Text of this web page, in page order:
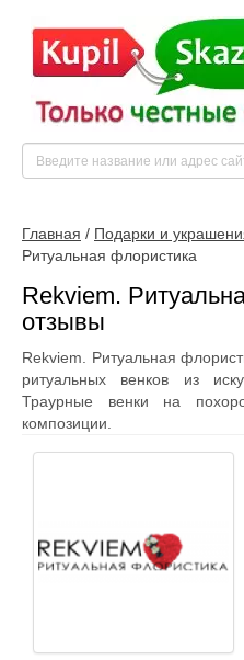
Главная / Подарки и
Ритуальная флористика
Rekviem.
отзывы
Rekviem. Ритуальная
ритуальных венков из
Траурные венки на
композиции.